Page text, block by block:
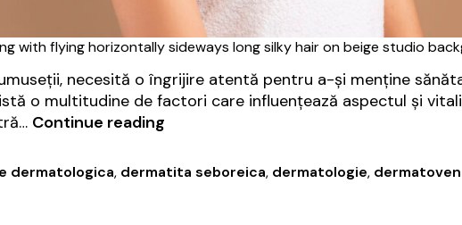
with flying horizontally sideways long silky hair on beige studio
necesită o îngrijire atentă pentru a-și menține
o multitudine de factori care influențează aspectul și
Continue reading
a
dermatologica, dermatita seboreica, dermatologie,